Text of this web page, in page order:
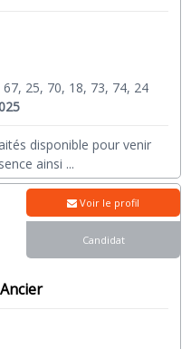
25, 70, 18, 73, 74, 24
disponible pour venir
ainsi ...
Voir le profil
Candidat